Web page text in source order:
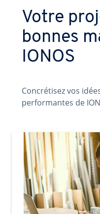
Votre
bonnes
IONOS
Concrétisez vos
performantes de